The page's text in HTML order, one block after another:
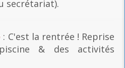
secrétariat).
: C'est la rentrée ! Reprise
& des activités